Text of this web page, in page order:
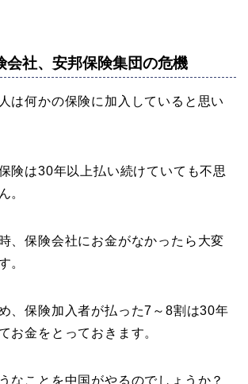
会社、安邦保険集団の危機
は何かの保険に加入していると思い
険は30年以上払い続けていても不思
。
、保険会社にお金がなかったら大変
。
、保険加入者が払った7～8割は30年
お金をとっておきます。
なことを中国がやるのでしょうか？